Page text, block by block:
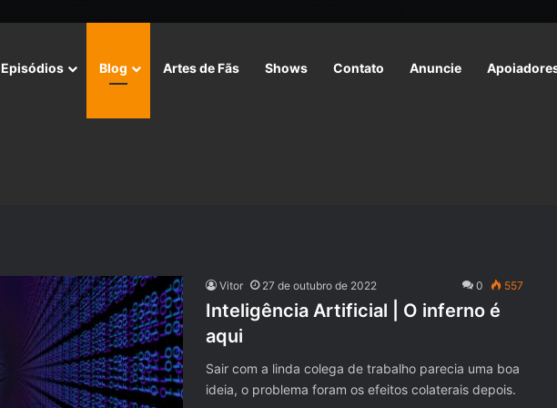
Episódios Blog Artes de Fãs Shows Contato Anuncie
Vitor 27 de outubro de 2022 0 557
Inteligência Artificial | O inferno é
aqui
Sair com a linda colega de trabalho parecia uma boa
ideia, o problema foram os efeitos colaterais depois.